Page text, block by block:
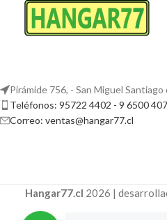
Pirámide 756, - San Miguel Santiago
Teléfonos: 95722 4402 - 9 6500
Correo: ventas@hangar77.cl
Hangar77.cl 2026 |